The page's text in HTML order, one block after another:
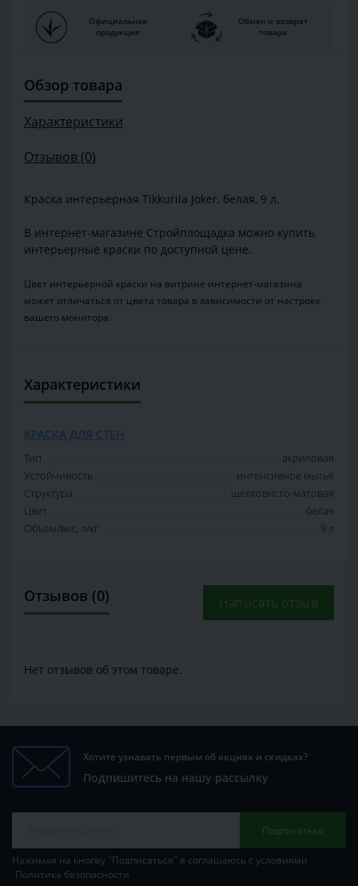
Официальная
продукция
Обмен и возврат
товара
Обзор товара
Характеристики
Отзывов (0)
Краска интерьерная Tikkurila Joker, белая, 9 л.
В интернет-магазине Стройплощадка можно купить
интерьерные краски по доступной цене.
Цвет интерьерной краски на витрине интернет-магазина
может отличаться от цвета товара в зависимости от настроек
вашего монитора.
Характеристики
КРАСКА ДЛЯ СТЕН
Тип
акриловая
Устойчивость
интенсивное мытьё
Структура
шелковисто-матовая
Цвет
белая
Объем/вес, л/кг
9 л
Отзывов (0) Написать отзыв
Нет отзывов об этом товаре.
Хотите узнавать первым об акциях и скидках?
Подпишитесь на нашу рассылку
Подписаться
Нажимая на кнопку "Подписаться" я соглашаюсь с условиями
Политика безопасности